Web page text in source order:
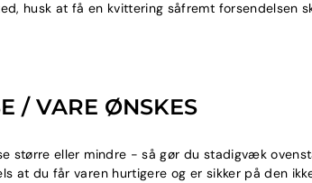
husk at få en kvittering såfremt forsendelsen
/ VARE ØNSKES
større eller mindre - så gør du stadigvæk
at du får varen hurtigere og er sikker på den